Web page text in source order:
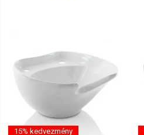
15% kedvezmény